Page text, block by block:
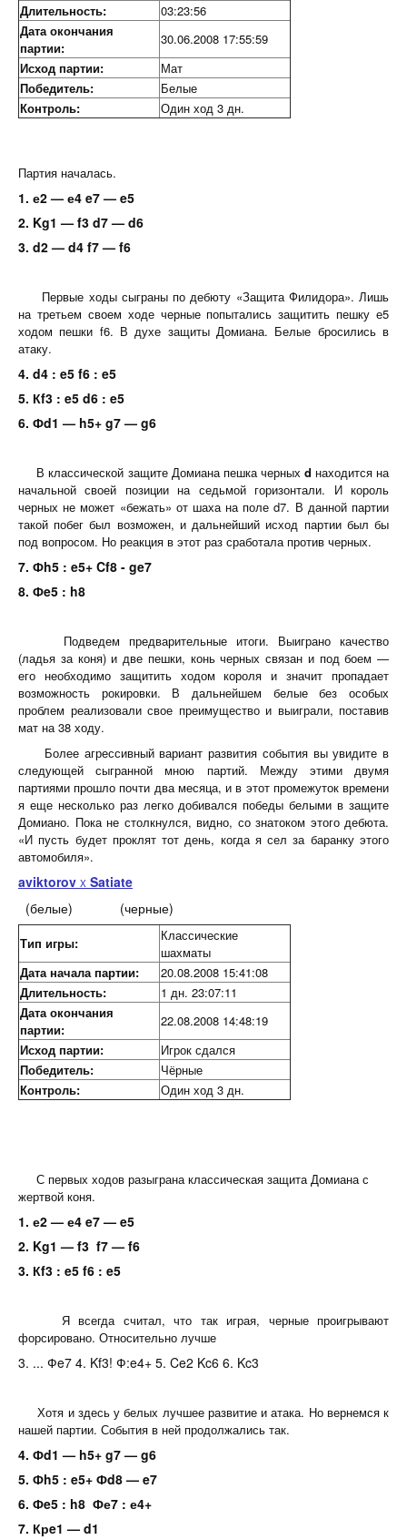
Длительность:
03:23:56
Дата окончания
партии:
30.06.2008 17:55:59
Исход партии:
Мат
Победитель:
Белые
Контроль:
Один ход 3 дн.
Партия началась.
1. е2 — е4 e7 — e5
2. Kg1 — f3 d7 — d6
3. d2 — d4 f7 — f6
Первые ходы сыграны по дебюту «Защита Филидора». Лишь
на третьем своем ходе черные попытались защитить пешку е5
ходом пешки f6. В духе защиты Домиана. Белые бросились в
атаку.
4. d4 : e5 f6 : e5
5. Кf3 : e5 d6 : e5
6. Фd1 — h5+ g7 — g6
В классической защите Домиана пешка черных d находится на
начальной своей позиции на седьмой горизонтали. И король
черных не может «бежать» от шаха на поле d7. В данной партии
такой побег был возможен, и дальнейший исход партии был бы
под вопросом. Но реакция в этот раз сработала против черных.
7. Фh5 : e5+ Cf8 - ge7
8. Фe5 : h8
Подведем предварительные итоги. Выиграно качество
(ладья за коня) и две пешки, конь черных связан и под боем —
его необходимо защитить ходом короля и значит пропадает
возможность рокировки. В дальнейшем белые без особых
проблем реализовали свое преимущество и выиграли, поставив
мат на 38 ходу.
Более агрессивный вариант развития события вы увидите в
следующей сыгранной мною партий. Между этими двумя
партиями прошло почти два месяца, и в этот промежуток времени
я еще несколько раз легко добивался победы белыми в защите
Домиано. Пока не столкнулся, видно, со знатоком этого дебюта.
«И пусть будет проклят тот день, когда я сел за баранку этого
автомобиля».
aviktorov X Satiate
(белые) (черные)
Тип игры:
Классические
шахматы
Дата начала партии:
20.08.2008 15:41:08
Длительность:
1 дн. 23:07:11
Дата окончания
партии:
22.08.2008 14:48:19
Исход партии:
Игрок сдался
Победитель:
Чёрные
Контроль:
Один ход 3 дн.
С первых ходов разыграна классическая защита Домиана с
жертвой коня.
1. е2 — е4 e7 — e5
2. Kg1 — f3 f7 — f6
3. Кf3 : e5 f6 : e5
Я всегда считал, что так играя, черные проигрывают
форсировано. Относительно лучше
3. ... Фe7 4. Kf3! Ф:e4+ 5. Ce2 Kc6 6. Kc3
Хотя и здесь у белых лучшее развитие и атака. Но вернемся к
нашей партии. События в ней продолжались так.
4. Фd1 — h5+ g7 — g6
5. Фh5 : e5+ Фd8 — e7
6. Фe5 : h8 Фе7 : е4+
7. Крe1 — d1